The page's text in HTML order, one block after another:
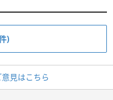
)
見はこちら